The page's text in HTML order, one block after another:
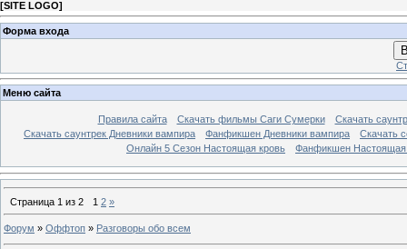
[SITE LOGO]
Форма входа
Меню сайта
Правила сайта Скачать фильмы Саги Сумерки
Скачать
Скачать саунтрек Дневники вампира
Фанфикшен Дневники вампира
Скачать
Онлайн 5 Сезон Настоящая кровь
Фанфикшен Настоящая
Страница 1 из 2 1 2 »
Форум » Оффтоп » Разговоры обо всем